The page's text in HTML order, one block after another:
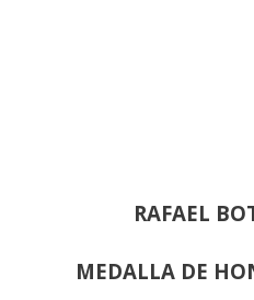
RAFAEL
MEDALLA DE